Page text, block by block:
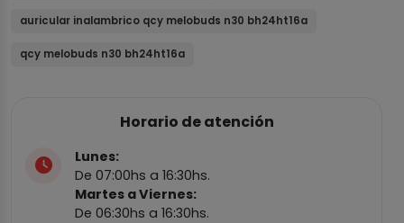
auricular inalambrico qcy melobuds n30 bh24ht16a
qcy melobuds n30 bh24ht16a
Horario de atención
Lunes:
De 07:00hs a 16:30hs.
Martes a Viernes:
De 06:30hs a 16:30hs.